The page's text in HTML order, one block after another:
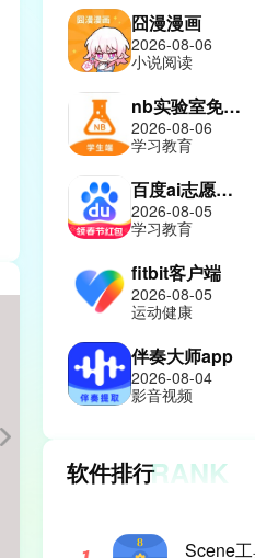
囧漫漫画
2026-08-06
小说阅读
nb实验室免费版
2026-08-06
学习教育
百度ai志愿报考助手
2026-08-05
学习教育
fitbit客户端
2026-08-05
运动健康
伴奏大师app
2026-08-04
影音视频
软件排行RANK
Scene